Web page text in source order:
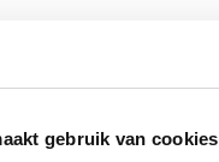
gebruik van cookies